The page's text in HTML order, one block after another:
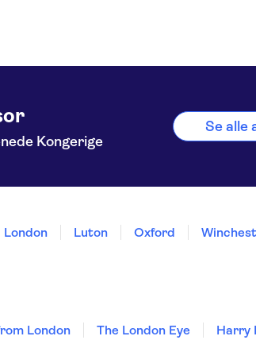
Kongerige
Se alle
London Luton Oxford
London The London Eye Harry